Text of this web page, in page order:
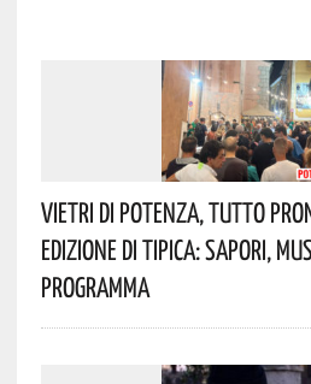
Vietri Di Potenza, Tutto
Edizione Di Tipica: Sapori,
Programma